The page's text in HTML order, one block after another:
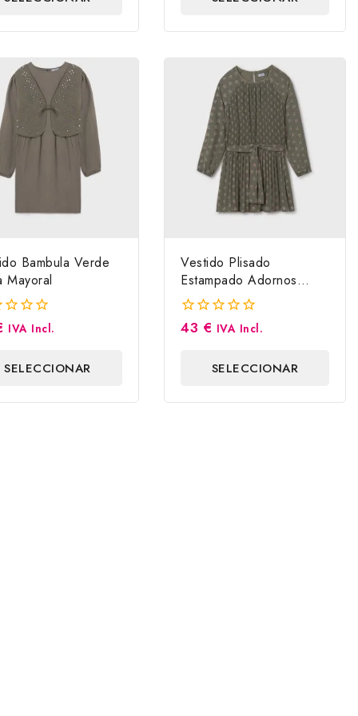
Bambula Verde
Mayoral
IVA Incl.
SELECCIONAR
Vestido Plisado
Estampado Adornos
Cinturón Mayoral
0
43 € IVA Incl.
SELECCIONAR